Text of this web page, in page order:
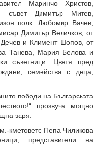
Маринчо Христов,
съвет Димитър Митев,
полк. Любомир Вачев,
Димитър Величков, от
Дечев и Климент Шопов, от
Танева, Мария Белова и
съветници. Цветя пред
семейства с деца,
победи на Българската
прозвуча мощно
заря.
кметовете Пепа Чиликова
представители на